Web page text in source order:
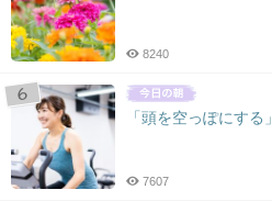
8240
「頭を空っぽにす
7607